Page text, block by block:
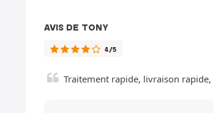
AVIS DE TONY
4/5
Traitement rapide, livraison